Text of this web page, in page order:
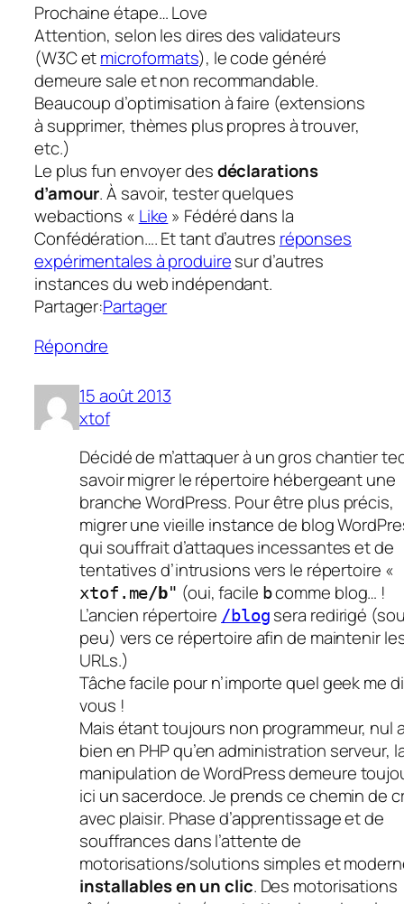
Prochaine étape… Love
Attention, selon les dires des validateurs
(W3C etmicroformats), le code généré
demeure sale et non recommandable.
Beaucoup d’optimisation à faire (extensions
à supprimer, thèmes plus propres à trouver,
etc.)
Le plus fun envoyer desdéclarations
d’amour. À savoir, tester quelques
webactions « Like » Fédéré dans la
Confédération…. Et tant d’autres réponses
expérimentales à produiresur d’autres
instances du web indépendant.
Partager:Partager
Répondre
15 août 2013
xtof
Décidé de m’attaquer à un groschantier
savoir migrer le répertoire hébergeant une
branche WordPress. Pour être plus précis,
migrer une vieille instance de blog
qui souffrait d’attaques incessantes et de
tentatives d’intrusions vers le répertoire «
xtof.me/b" (oui, facile bcomme blog… !
L’ancien répertoire /blog sera redirigé
peu) vers ce répertoire afin de maintenir
URLs.)
Tâche facile pour n’importe quel geek me
vous !
Mais étant toujours non programmeur, nul
bien en PHP qu’en administration serveur,
manipulation de WordPress demeure
ici un sacerdoce. Je prends ce chemin de
avec plaisir. Phase d’apprentissage et de
souffrances dans l’attente de
motorisations/solutions simples et
installables en un clic. Des motorisations